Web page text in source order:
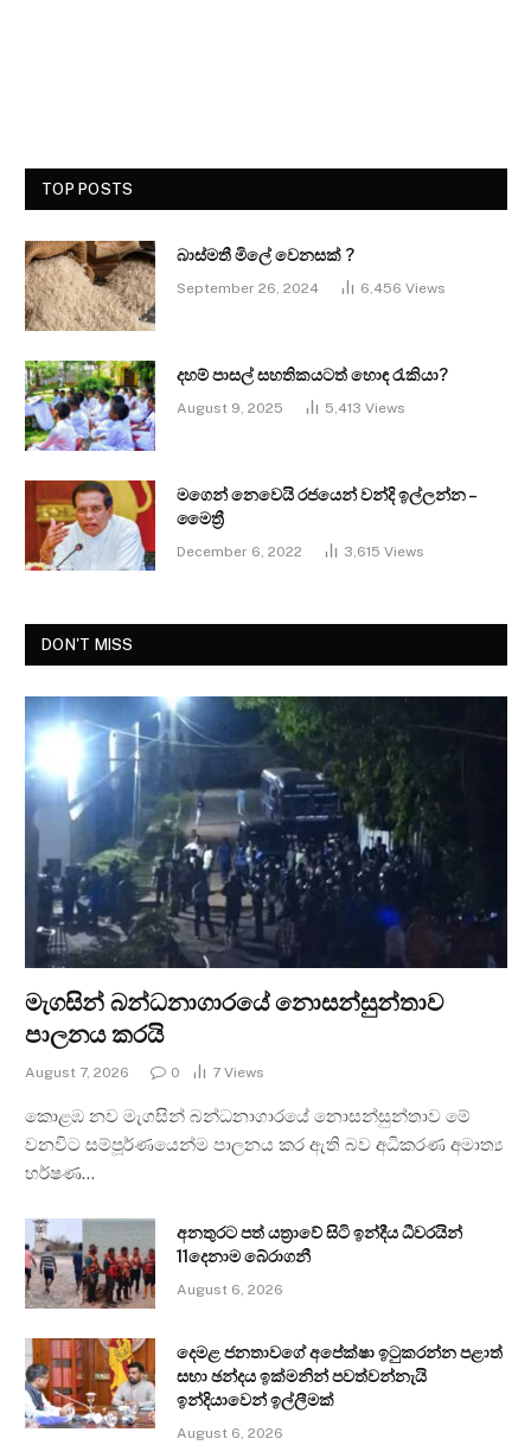
TOP POSTS
බාස්මතී මිලේ වෙනසක් ?
September 26, 2024 6,456 Views
දහම් පාසල් සහතිකයටත් හොඳ රැකියා?
August 9, 2025 5,413 Views
මගෙන් නෙවෙයි රජයෙන් වන්දි ඉල්ලන්න –
මෛත්‍රී
December 6, 2022 3,615 Views
DON'T MISS
මැගසින් බන්ධනාගාරයේ නොසන්සුන්තාව
පාලනය කරයි
August 7, 2026 0 7 Views
කොළඹ නව මැගසින් බන්ධනාගාරයේ නොසන්සුන්තාව මේ
වනවිට සම්පූර්ණයෙන්ම පාලනය කර ඇති බව අධිකරණ අමාත්‍ය
හර්ෂණ…
අනතුරට පත් යත්‍රාවේ සිටි ඉන්දීය ධීවරයින්
11දෙනාම බේරාගනී
August 6, 2026
දෙමළ ජනතාවගේ අපේක්ෂා ඉටුකරන්න පළාත්
සභා ඡන්දය ඉක්මනින් පවත්වන්නැයි
ඉන්දියාවෙන් ඉල්ලීමක්
August 6, 2026